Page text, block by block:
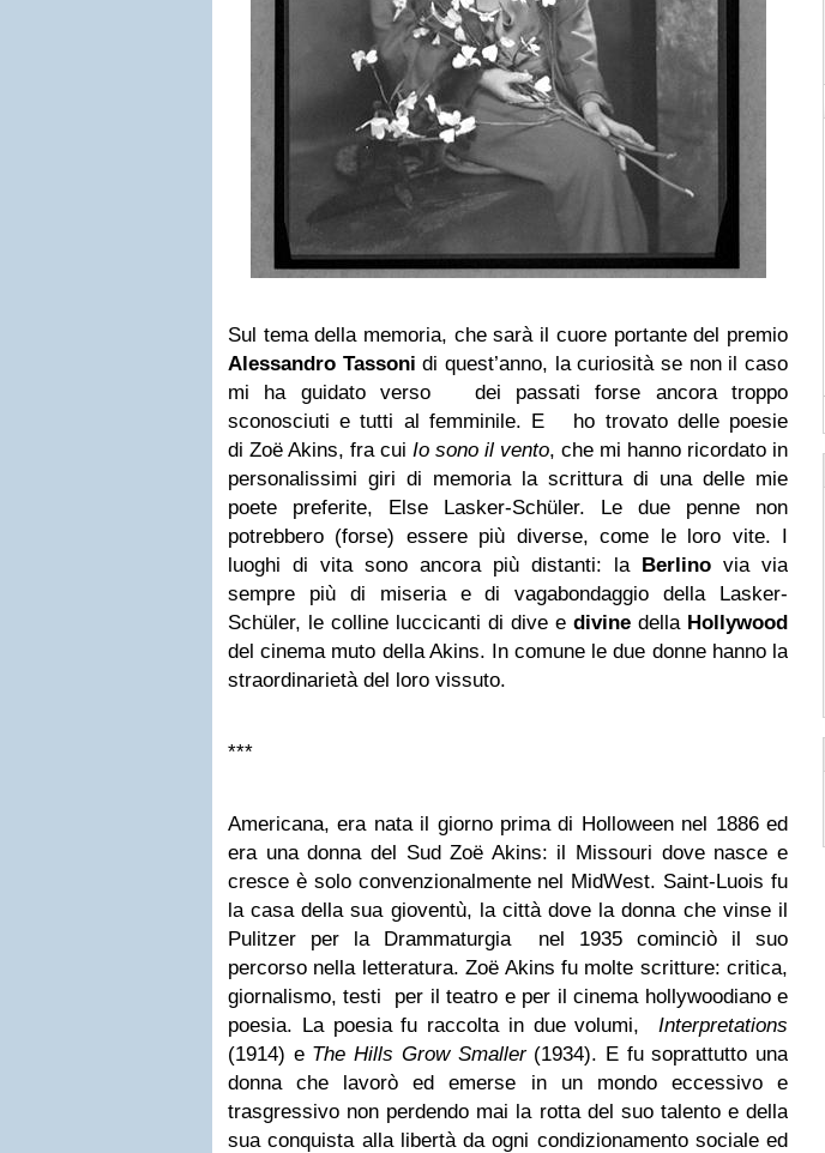
Sul tema della memoria, che sarà il cuore portante del premio
Alessandro Tassoni di quest’anno, la curiosità se non il caso
mi ha guidato verso dei passati forse ancora troppo
sconosciuti e tutti al femminile. E ho trovato delle poesie
di Zoë Akins, fra cui Io sono il vento, che mi hanno ricordato in
personalissimi giri di memoria la scrittura di una delle mie
poete preferite, Else Lasker-Schüler. Le due penne non
potrebbero (forse) essere più diverse, come le loro vite. I
luoghi di vita sono ancora più distanti: la Berlino via via
sempre più di miseria e di vagabondaggio della Lasker-
Schüler, le colline luccicanti di dive e divine della Hollywood
del cinema muto della Akins. In comune le due donne hanno la
straordinarietà del loro vissuto.
***
Americana, era nata il giorno prima di Holloween nel 1886 ed
era una donna del Sud Zoë Akins: il Missouri dove nasce e
cresce è solo convenzionalmente nel MidWest. Saint-Luois fu
la casa della sua gioventù, la città dove la donna che vinse il
Pulitzer per la Drammaturgia nel 1935 cominciò il suo
percorso nella letteratura. Zoë Akins fu molte scritture: critica,
giornalismo, testi per il teatro e per il cinema hollywoodiano e
poesia. La poesia fu raccolta in due volumi, Interpretations
(1914) e The Hills Grow Smaller (1934). E fu soprattutto una
donna che lavorò ed emerse in un mondo eccessivo e
trasgressivo non perdendo mai la rotta del suo talento e della
sua conquista alla libertà da ogni condizionamento sociale ed